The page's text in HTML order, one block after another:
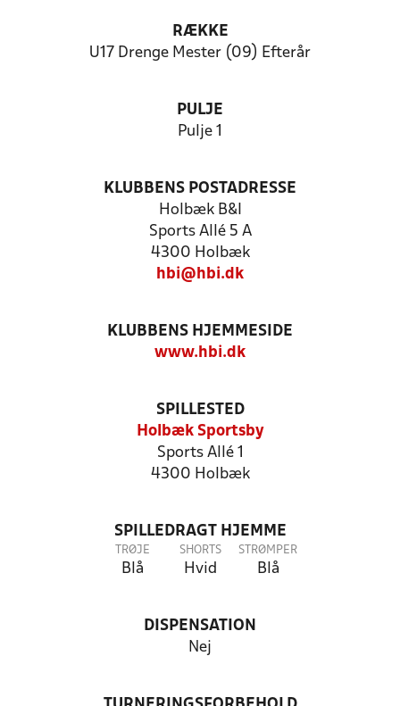
RÆKKE
U17 Drenge Mester (09) Efterår
PULJE
Pulje 1
KLUBBENS POSTADRESSE
Holbæk B&I
Sports Allé 5 A
4300 Holbæk
hbi@hbi.dk
KLUBBENS HJEMMESIDE
www.hbi.dk
SPILLESTED
Holbæk Sportsby
Sports Allé 1
4300 Holbæk
SPILLEDRAGT HJEMME
TRØJE
Blå
SHORTS
Hvid
STRØMPER
Blå
DISPENSATION
Nej